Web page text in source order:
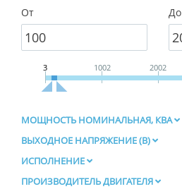
От До
3 1002 2002
МОЩНОСТЬ НОМИНАЛЬНАЯ, КВА
ВЫХОДНОЕ НАПРЯЖЕНИЕ (В)
ИСПОЛНЕНИЕ
ПРОИЗВОДИТЕЛЬ ДВИГАТЕЛЯ